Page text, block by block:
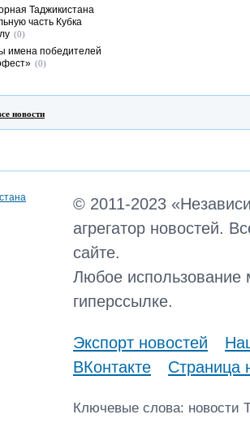
Таджикистана
часть Кубка
(0)
имена победителей
(0)
новости
© 2011-2023
агрегатор новостей.
сайте.
Любое использование
гиперссылке.
Экспорт новостей
ВКонтакте
Страница
Ключевые слова: новости